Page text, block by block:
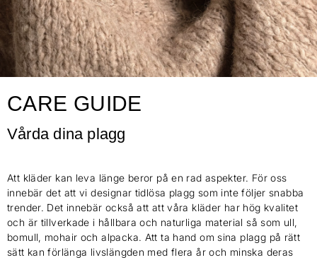
CARE GUIDE
Vårda dina plagg
Att kläder kan leva länge beror på en rad aspekter. För oss
innebär det att vi designar tidlösa plagg som inte följer snabba
trender. Det innebär också att att våra kläder har hög kvalitet
och är tillverkade i hållbara och naturliga material så som ull,
bomull, mohair och alpacka. Att ta hand om sina plagg på rätt
sätt kan förlänga livslängden med flera år och minska deras